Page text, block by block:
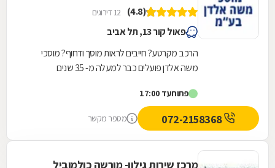
(4.8) 12 דירוגים
פאול קור 13, תל אביב
הרכב מקרטע? חייבים לראות מוסך ודחוף? מוסכי
משה אלדן פועלים כבר למעלה מ- 35 שנים
תיהנו משירות...
פתוחעד 17:00
072-2158368 מספר מקשר
מרכז שירות גילון- מורשה כולמוביל